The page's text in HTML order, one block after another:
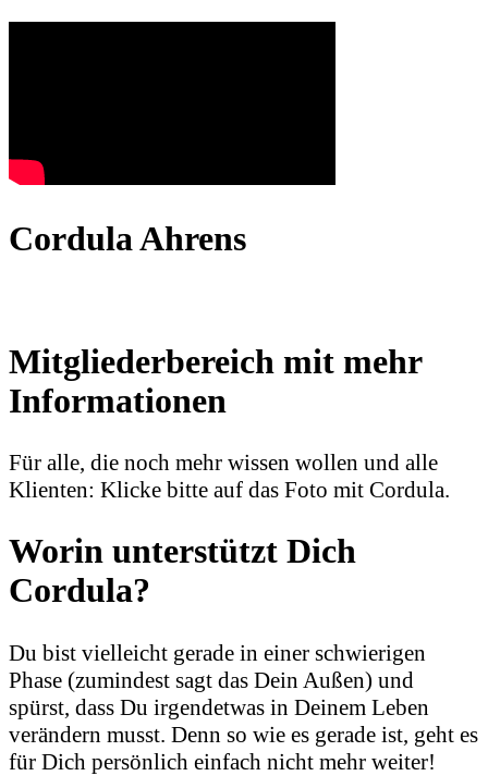
Cordula Ahrens
Mitgliederbereich mit mehr
Informationen
Für alle, die noch mehr wissen wollen und alle
Klienten: Klicke bitte auf das Foto mit Cordula.
Worin unterstützt Dich
Cordula?
Du bist vielleicht gerade in einer schwierigen
Phase (zumindest sagt das Dein Außen) und
spürst, dass Du irgendetwas in Deinem Leben
verändern musst. Denn so wie es gerade ist, geht es
für Dich persönlich einfach nicht mehr weiter!